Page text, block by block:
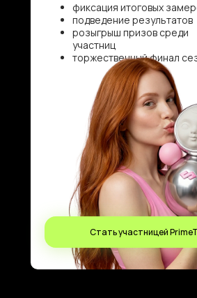
фиксация итоговых
подведение результатов
розыгрыш призов среди
участниц
торжественный финал
Стать участницей